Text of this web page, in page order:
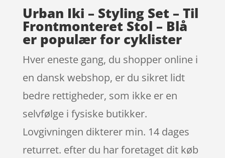
Urban Iki – Styling Set – Til
Frontmonteret Stol – Blå
er populær for cyklister
Hver eneste gang, du shopper online i
en dansk webshop, er du sikret lidt
bedre rettigheder, som ikke er en
selvfølge i fysiske butikker.
Lovgivningen dikterer min. 14 dages
returret. efter du har foretaget dit køb